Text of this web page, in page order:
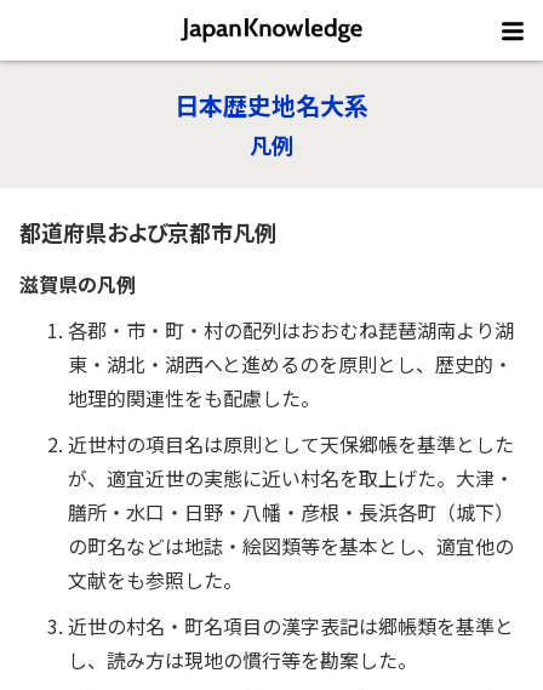
日本歴史地名大系
凡例
都道府県および京都市凡例
滋賀県の凡例
各郡・市・町・村の配列はおおむね琵琶湖南より湖
東・湖北・湖西へと進めるのを原則とし、歴史的・
地理的関連性をも配慮した。
近世村の項目名は原則として天保郷帳を基準とした
が、適宜近世の実態に近い村名を取上げた。大津・
膳所・水口・日野・八幡・彦根・長浜各町（城下）
の町名などは地誌・絵図類等を基本とし、適宜他の
文献をも参照した。
近世の村名・町名項目の漢字表記は郷帳類を基準と
し、読み方は現地の慣行等を勘案した。